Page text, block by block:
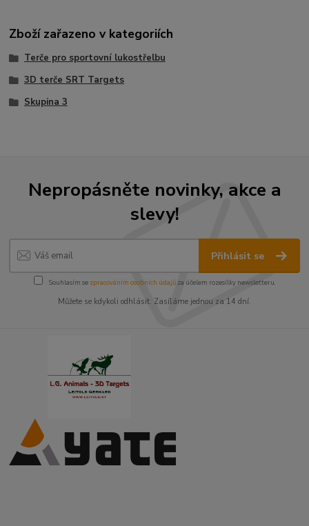
Zboží zařazeno v kategoriích
Terče pro sportovní lukostřelbu
3D terče SRT Targets
Skupina 3
Nepropásněte novinky, akce a
slevy!
Přihlásit se
Souhlasím se zpracováním osobních údajůza účelem rozesílky newsletteru.
Můžete se kdykoli odhlásit. Zasíláme jednou za 14 dní.